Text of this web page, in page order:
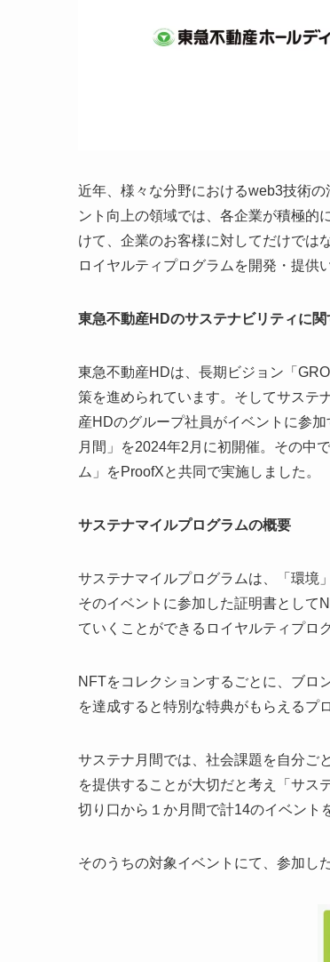
近年、様々な分野におけるweb3技術
ント向上の領域では、各企業が積極的
けて、企業のお客様に対してだけでは
ロイヤルティプログラムを開発・提供
東急不動産HDのサステナビリティに
東急不動産HDは、長期ビジョン「
策を進められています。そしてサステ
産HDのグループ社員がイベントに参
月間」を2024年2月に初開催。その中
ム」をProofXと共同で実施しました。
サステナマイルプログラムの概要
サステナマイルプログラムは、「環境
そのイベントに参加した証明書として
ていくことができるロイヤルティプロ
NFTをコレクションするごとに、ブロ
を達成すると特別な特典がもらえるプ
サステナ月間では、社会課題を自分ご
を提供することが大切だと考え「サス
切り口から１か月間で計14のイベント
そのうちの対象イベントにて、参加し